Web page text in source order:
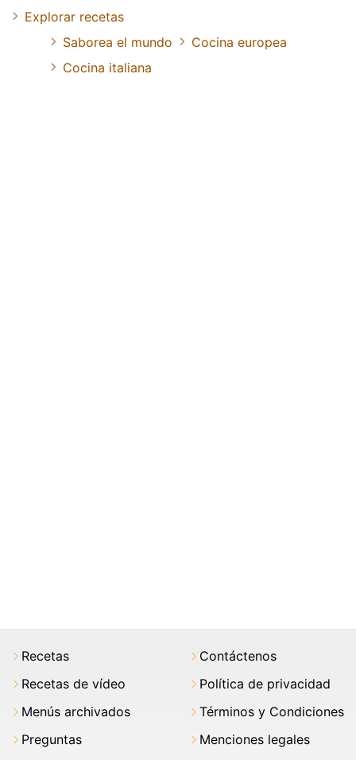
Explorar recetas
Saborea el mundo
Cocina europea
Cocina italiana
Recetas
Recetas de vídeo
Menús archivados
Preguntas
Contáctenos
Política de privacidad
Términos y Condiciones
Menciones legales